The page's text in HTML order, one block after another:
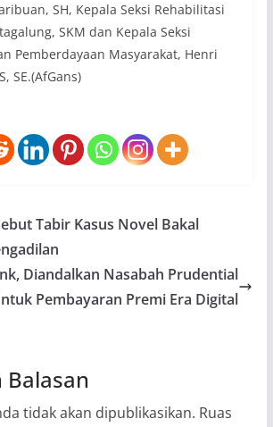
SH, Kepala Seksi Rehabilitasi
SKM dan Kepala Seksi
Pemberdayaan Masyarakat, Henri
SE.(AfGans)
Tabir Kasus Novel Bakal
Diandalkan Nasabah Prudential
Pembayaran Premi Era Digital
Balasan
tidak akan dipublikasikan. Ruas